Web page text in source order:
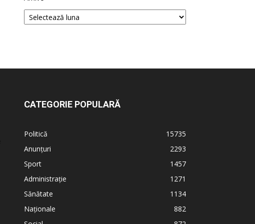
CATEGORIE POPULARĂ
Politică
15735
Anunțuri
2293
Sport
1457
Administrație
1271
Sănătate
1134
Naționale
882